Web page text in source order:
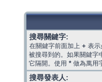
搜尋關鍵字:
在關鍵字前面加上 + 表示
被搜尋到的。如果關鍵
它隔開。使用 * 做為萬用
搜尋發表人: